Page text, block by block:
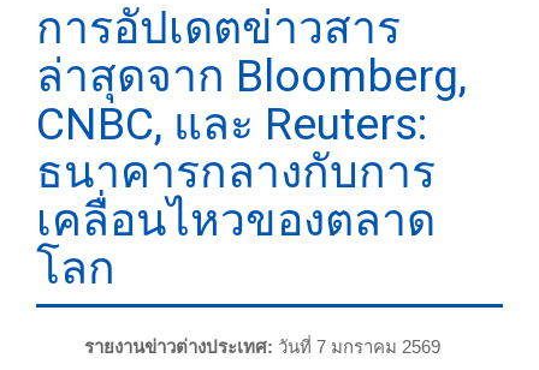
การอัปเดตข่าวสาร
ล่าสุดจาก Bloomberg,
CNBC, และ Reuters:
ธนาคารกลางกับการ
เคลื่อนไหวของตลาด
โลก
รายงานข่าวต่างประเทศ: วันที่ 7 มกราคม 2569